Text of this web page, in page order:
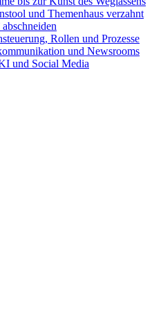
und Themenhaus verzahnt
Rollen und Prozesse
und Newsrooms
und Social Media